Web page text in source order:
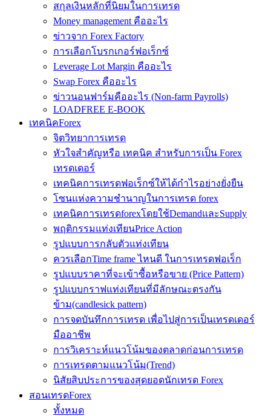
สกุลเงินหลักที่นิยมในการเทรด
Money management คืออะไร
ข่าวจาก Forex Factory
การเลือกโบรกเกอร์ฟอเร็กซ์
Leverage Lot Margin คืออะไร
Swap Forex คืออะไร
ข่าวนอนฟาร์มคืออะไร (Non-farm Payrolls)
LOADFREE E-BOOK
เทคนิคForex
จิตวิทยาการเทรด
หัวใจสำคัญหรือ เทคนิค สำหรับการเป็น Forex
เทรดเดอร์
เทคนิคการเทรดฟอเร็กซ์ให้ได้กำไรอย่างยั่งยืน
โซนแห่งความชำนาญในการเทรด forex
เทคนิคการเทรดforexโดยใช้DemandและSupply
พฤติกรรมแท่งเทียนPrice Action
รูปแบบการกลับตัวแท่งเทียน
ควรเลือกTime frame ไหนดี ในการเทรดฟอเร็ก
รูปแบบราคาที่จะเข้าซื้อหรือขาย (Price Pattern)
รูปแบบกราฟแท่งเทียนที่มีลักษณะตรงกัน
ข้าม(candlesick pattern)
การจดบันทึกการเทรด เพื่อไปสู่การเป็นเทรดเดอร์
มืออาชีพ
การวิเคราะห์แนวโน้มของตลาดก่อนการเทรด
การเทรดตามแนวโน้ม(Trend)
นิสัยสิบประการของสุดยอดนักเทรด Forex
สอนเทรดForex
ทั้งหมด